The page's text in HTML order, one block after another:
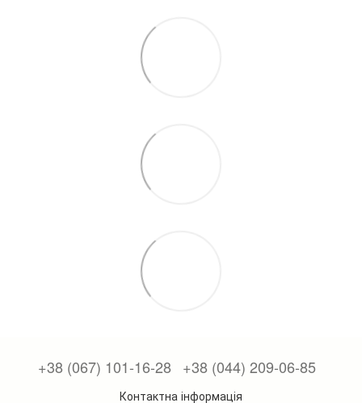
+38 (067) 101-16-28 +38 (044) 209-06-85
Контактна інформація